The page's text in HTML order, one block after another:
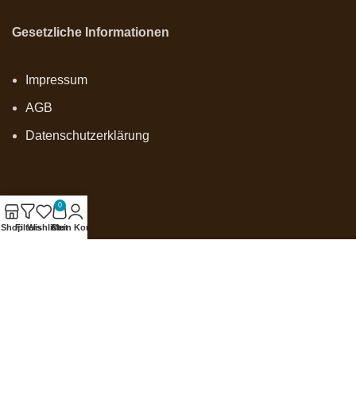
Gesetzliche Informationen
Impressum
AGB
Datenschutzerklärung
Onlineshop
ShopFiltersWishlist
0
Cart
Mein Konto